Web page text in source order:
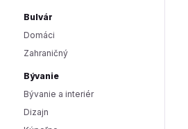
Bulvár
Domáci
Zahraničný
Bývanie
Bývanie a interiér
Dizajn